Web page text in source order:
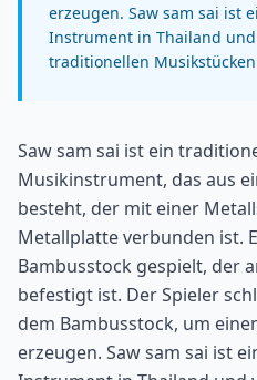
erzeugen. Saw sam sai ist
Instrument in Thailand
traditionellen
Saw sam sai ist ein
Musikinstrument, das aus
besteht, der mit einer
Metallplatte verbunden ist.
Bambusstock gespielt, der
befestigt ist. Der Spieler
dem Bambusstock, um
erzeugen. Saw sam sai ist